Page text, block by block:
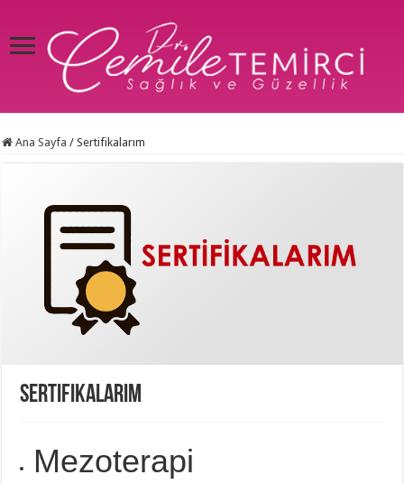
Ana Sayfa / Sertifikalarım
Sertifikalarım
Mezoterapi